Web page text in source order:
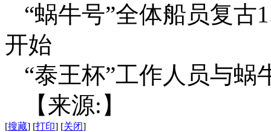
“蜗牛号”全体船员复古
开始
“泰王杯”工作人员与
【来源:】
[搜藏] [打印] [关闭]